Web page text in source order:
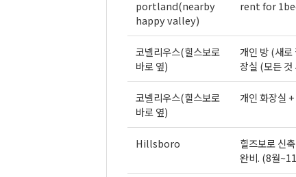
portland(nearby
happy valley)
rent for
코넬리우스(힐스보로
바로 옆)
개인 방 (새로
장실 (모든 것
코넬리우스(힐스보로
바로 옆)
개인 화장실
Hillsboro
힐즈보로 신
완비. (8월